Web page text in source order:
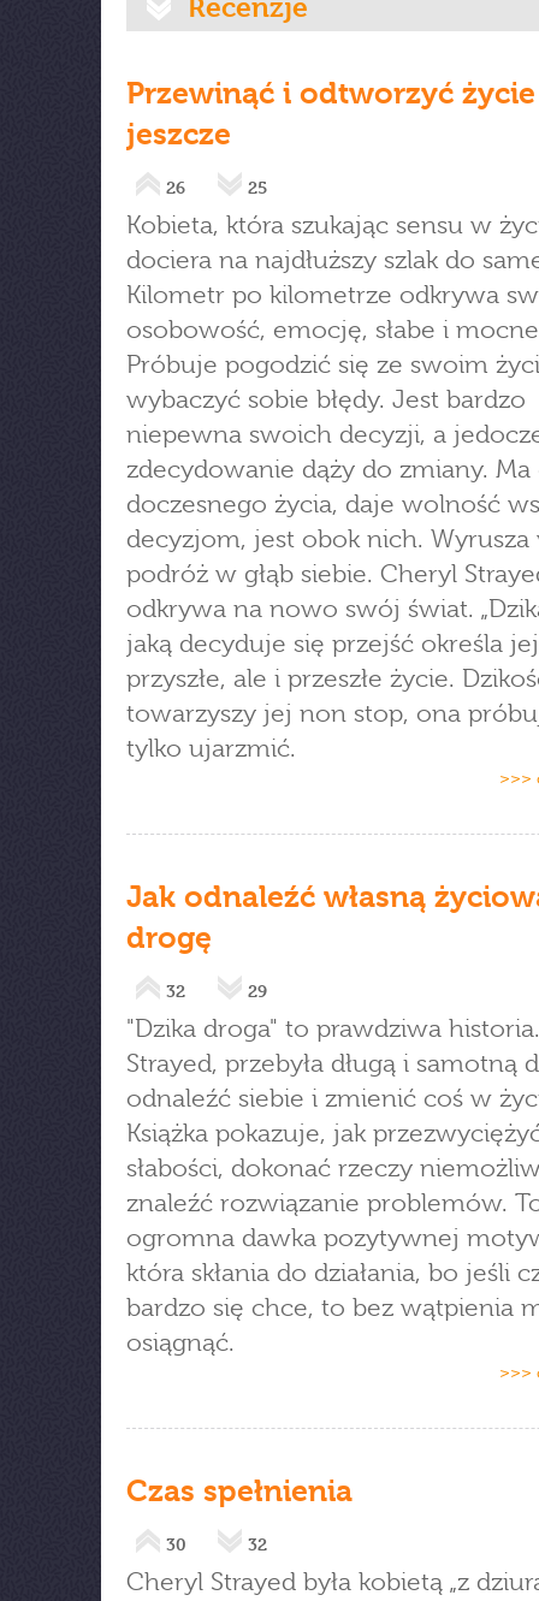
Recenzje
Przewinąć i odtworzyć
jeszcze
26 25
Kobieta, która szukając sensu w
dociera na najdłuższy szlak do
Kilometr po kilometrze odkrywa
osobowość, emocję, słabe i
Próbuje pogodzić się ze swoim
wybaczyć sobie błędy. Jest bardzo
niepewna swoich decyzji, a
zdecydowanie dąży do zmiany. Ma
doczesnego życia, daje wolność
decyzjom, jest obok nich. Wyrusza
podróż w głąb siebie. Cheryl
odkrywa na nowo swój świat.
jaką decyduje się przejść określa jej
przyszłe, ale i przeszłe życie.
towarzyszy jej non stop, ona
tylko ujarzmić.
>>>
Jak odnaleźć własną
drogę
32 29
"Dzika droga" to prawdziwa
Strayed, przebyła długą i samotną
odnaleźć siebie i zmienić coś w
Książka pokazuje, jak
słabości, dokonać rzeczy
znaleźć rozwiązanie problemów.
ogromna dawka pozytywnej
która skłania do działania, bo jeśli
bardzo się chce, to bez wątpienia
osiągnąć.
>>>
Czas spełnienia
30 32
Cheryl Strayed była kobietą „z